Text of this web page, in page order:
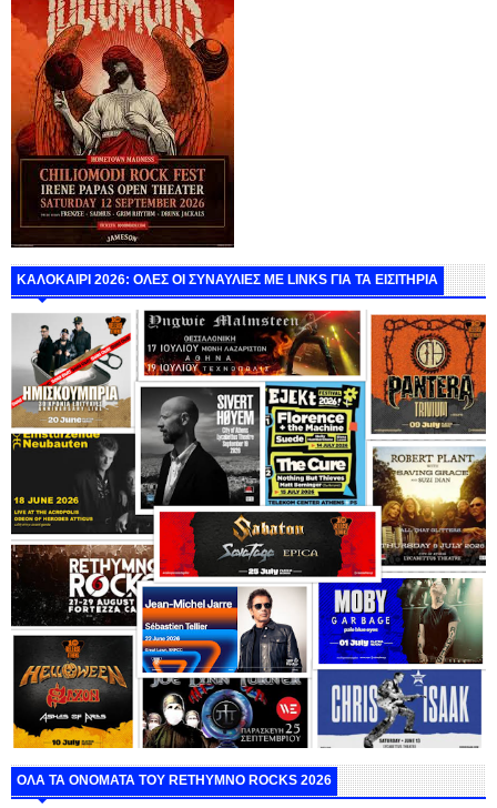
ΚΑΛΟΚΑΙΡΙ 2026: ΟΛΕΣ ΟΙ ΣΥΝΑΥΛΙΕΣ ΜΕ LINKS ΓΙΑ ΤΑ ΕΙΣΙΤΗΡΙΑ
ΟΛΑ ΤΑ ΟΝΟΜΑΤΑ ΤΟΥ RETHYMNO ROCKS 2026